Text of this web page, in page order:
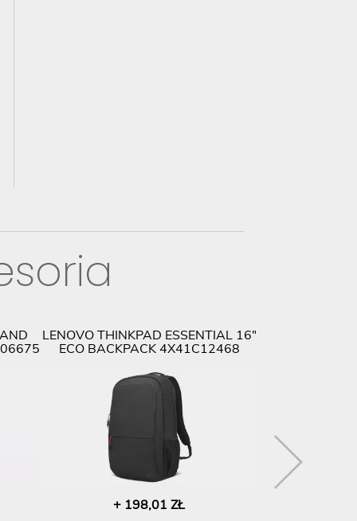
LENOVO THINKPAD ESSENTIAL 16"
ECO BACKPACK 4X41C12468
+ 198,01 ZŁ